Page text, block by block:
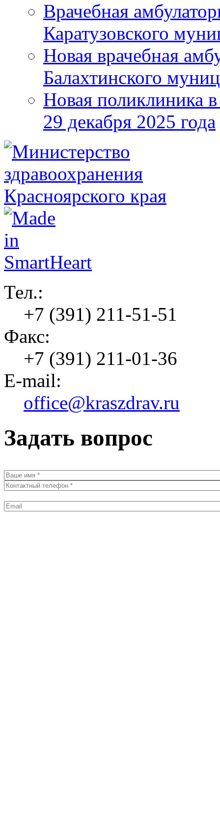
Врачебная
Каратузовского
Новая врачебная
Балахтинского
Новая поликлиника
29 декабря 2025 года
Тел.:
+7 (391) 211-51-51
Факс:
+7 (391) 211-01-36
E-mail:
office@kraszdrav.ru
Задать вопрос